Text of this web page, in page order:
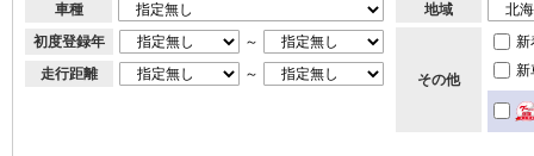
車種
初度登録年
～
走行距離
～
地域
その他
新
新